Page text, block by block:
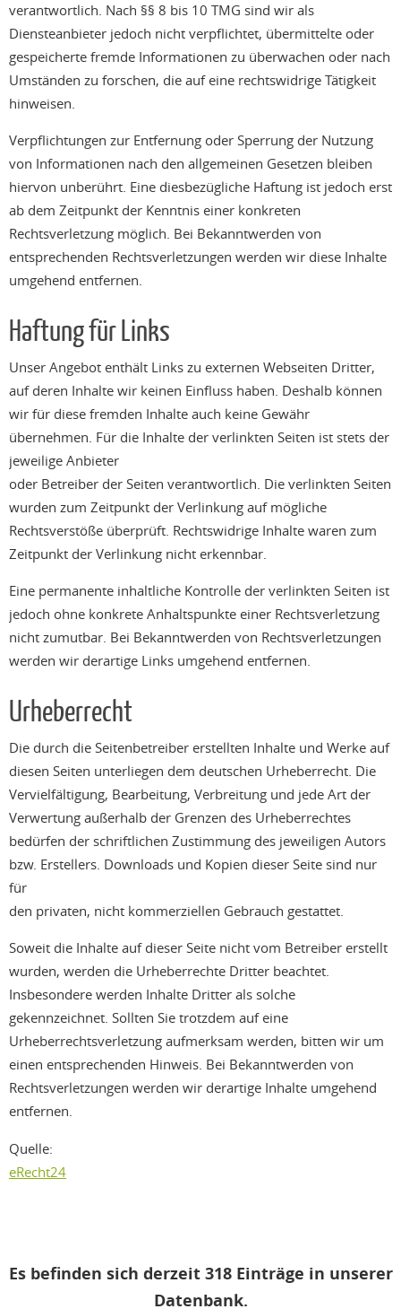
verantwortlich. Nach §§ 8 bis 10 TMG sind wir als
Diensteanbieter jedoch nicht verpflichtet, übermittelte oder
gespeicherte fremde Informationen zu überwachen oder nach
Umständen zu forschen, die auf eine rechtswidrige Tätigkeit
hinweisen.
Verpflichtungen zur Entfernung oder Sperrung der Nutzung
von Informationen nach den allgemeinen Gesetzen bleiben
hiervon unberührt. Eine diesbezügliche Haftung ist jedoch erst
ab dem Zeitpunkt der Kenntnis einer konkreten
Rechtsverletzung möglich. Bei Bekanntwerden von
entsprechenden Rechtsverletzungen werden wir diese Inhalte
umgehend entfernen.
Haftung für Links
Unser Angebot enthält Links zu externen Webseiten Dritter,
auf deren Inhalte wir keinen Einfluss haben. Deshalb können
wir für diese fremden Inhalte auch keine Gewähr
übernehmen. Für die Inhalte der verlinkten Seiten ist stets der
jeweilige Anbieter
oder Betreiber der Seiten verantwortlich. Die verlinkten Seiten
wurden zum Zeitpunkt der Verlinkung auf mögliche
Rechtsverstöße überprüft. Rechtswidrige Inhalte waren zum
Zeitpunkt der Verlinkung nicht erkennbar.
Eine permanente inhaltliche Kontrolle der verlinkten Seiten ist
jedoch ohne konkrete Anhaltspunkte einer Rechtsverletzung
nicht zumutbar. Bei Bekanntwerden von Rechtsverletzungen
werden wir derartige Links umgehend entfernen.
Urheberrecht
Die durch die Seitenbetreiber erstellten Inhalte und Werke auf
diesen Seiten unterliegen dem deutschen Urheberrecht. Die
Vervielfältigung, Bearbeitung, Verbreitung und jede Art der
Verwertung außerhalb der Grenzen des Urheberrechtes
bedürfen der schriftlichen Zustimmung des jeweiligen Autors
bzw. Erstellers. Downloads und Kopien dieser Seite sind nur
für
den privaten, nicht kommerziellen Gebrauch gestattet.
Soweit die Inhalte auf dieser Seite nicht vom Betreiber erstellt
wurden, werden die Urheberrechte Dritter beachtet.
Insbesondere werden Inhalte Dritter als solche
gekennzeichnet. Sollten Sie trotzdem auf eine
Urheberrechtsverletzung aufmerksam werden, bitten wir um
einen entsprechenden Hinweis. Bei Bekanntwerden von
Rechtsverletzungen werden wir derartige Inhalte umgehend
entfernen.
Quelle:
eRecht24
Es befinden sich derzeit 318 Einträge in unserer
Datenbank.